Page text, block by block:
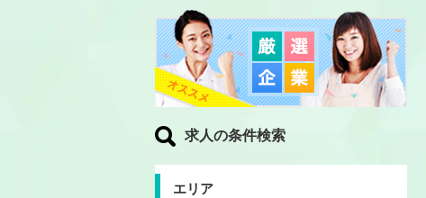
求人の条件検索
エリア